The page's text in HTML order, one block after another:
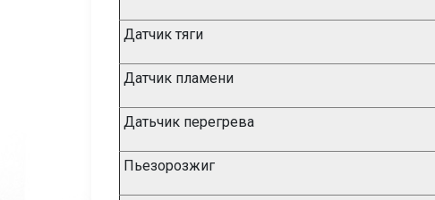
Датчик тяги
Датчик пламени
Датьчик перегрева
Пьезорозжиг